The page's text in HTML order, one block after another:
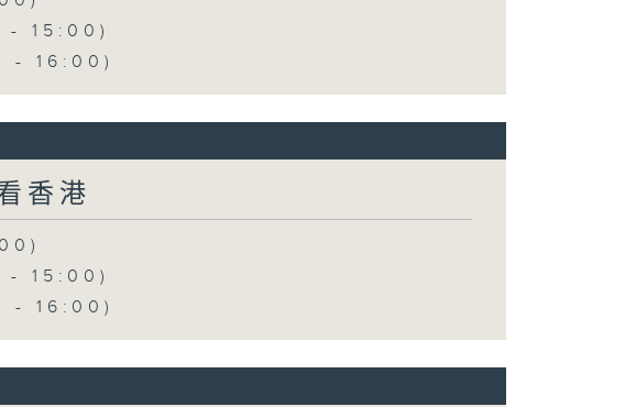
- 15:00)
- 16:00)
香港
- 15:00)
- 16:00)